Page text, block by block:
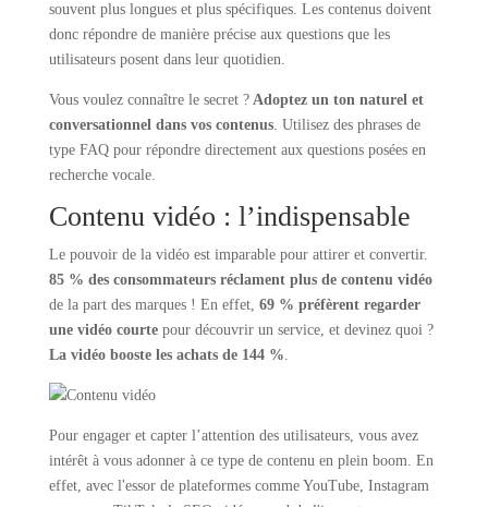
souvent plus longues et plus spécifiques. Les contenus doivent
donc répondre de manière précise aux questions que les
utilisateurs posent dans leur quotidien.
Vous voulez connaître le secret ?Adoptez un ton naturel et
conversationnel dans vos contenus. Utilisez des phrases de
type FAQ pour répondre directement aux questions posées en
recherche vocale.
Contenu vidéo : l’indispensable
Le pouvoir de la vidéo est imparable pour attirer et convertir.
85 % des consommateurs réclament plus de contenu vidéo
de la part des marques ! En effet, 69 % préfèrent regarder
une vidéo courtepour découvrir un service, et devinez quoi ?
La vidéo booste les achats de 144 %.
Pour engager et capter l’attention des utilisateurs, vous avez
intérêt à vous adonner à ce type de contenu en plein boom. En
effet, avec l'essor de plateformes comme YouTube, Instagram